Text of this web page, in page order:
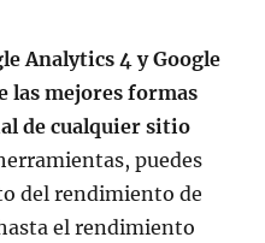
Analytics 4 y Google
las mejores formas
de cualquier sitio
puedes
del rendimiento de
el rendimiento